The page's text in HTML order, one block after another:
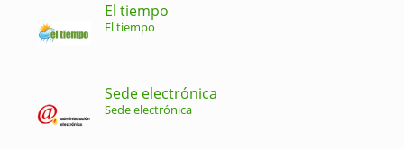
El tiempo
El tiempo
Sede electrónica
Sede electrónica